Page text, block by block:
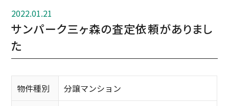
2022.01.21
サンパーク三ヶ森の査定依頼がありまし
た
物件種別 分譲マンション